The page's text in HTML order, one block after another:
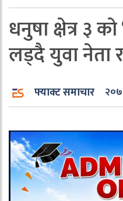
धनुषा क्षेत्र ३
लड्दै युवा नेता
फ्याक्ट समाचार